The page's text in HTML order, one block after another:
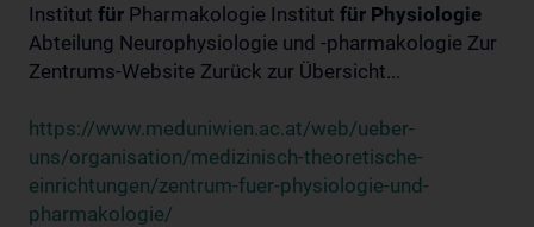
Institut für Pharmakologie Institut für Physiologie
Abteilung Neurophysiologie und -pharmakologie Zur
Zentrums-Website Zurück zur Übersicht...
https://www.meduniwien.ac.at/web/ueber-
uns/organisation/medizinisch-theoretische-
einrichtungen/zentrum-fuer-physiologie-und-
pharmakologie/